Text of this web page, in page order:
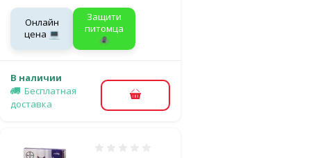
Онлайн
цена 💻
Защити
питомца
🕷️
В наличии
Бесплатная
доставка
В корзину